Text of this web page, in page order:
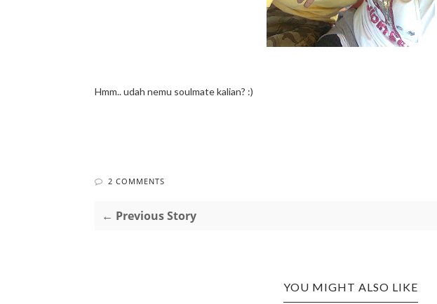
Hmm.. udah nemu soulmate kalian? :)
2 COMMENTS
← Previous Story
YOU MIGHT ALSO LIKE